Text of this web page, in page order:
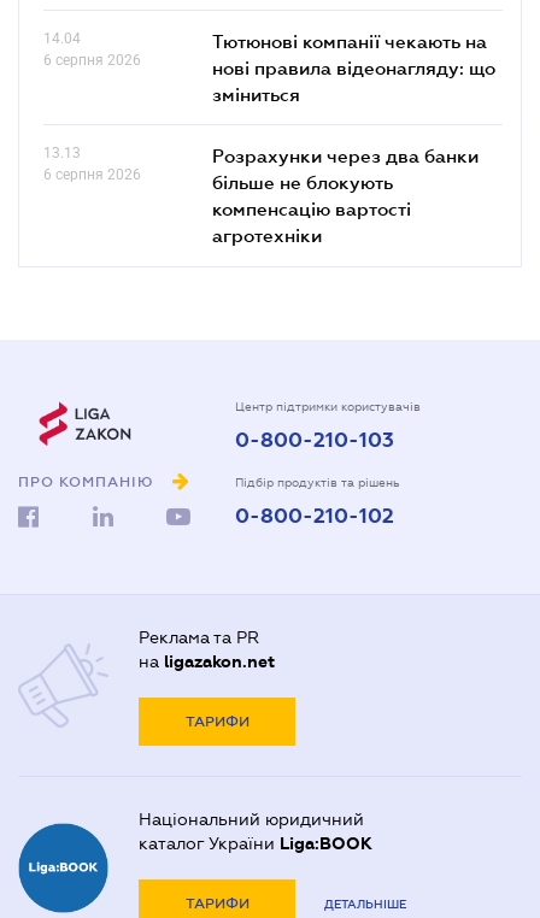
14.04
6 серпня 2026
Тютюнові компанії чекають на
нові правила відеонагляду: що
зміниться
13.13
6 серпня 2026
Розрахунки через два банки
більше не блокують
компенсацію вартості
агротехніки
ПРО КОМПАНІЮ
Центр підтримки користувачів
0-800-210-103
Підбір продуктів та рішень
0-800-210-102
Реклама та PR
на ligazakon.net
ТАРИФИ
Національний юридичний
каталог України Liga:BOOK
ТАРИФИ ДЕТАЛЬНІШЕ